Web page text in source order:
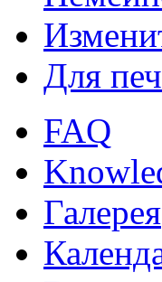
Для
FAQ
Галерея